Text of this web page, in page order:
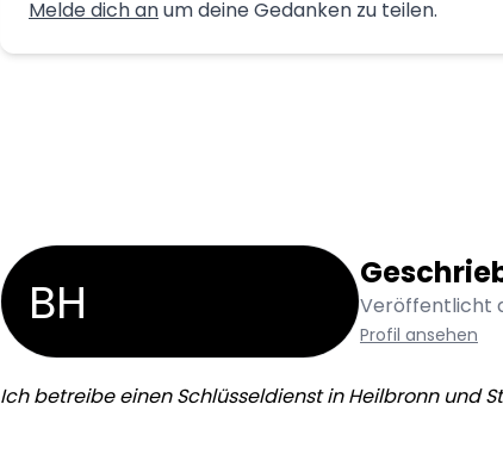
Melde dich anum deine Gedanken zu teilen.
BH Veröffentlicht
Profil ansehen
Ich betreibe einen Schlüsseldienst in Heilbronn und